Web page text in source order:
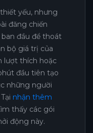
yếu, nhưng
đăng chiến
đầu để thoát
bộ giá trị của
lượt thích hoặc
đầu tiên tạo
những người
nhận thêm
thấy các gói
động này.